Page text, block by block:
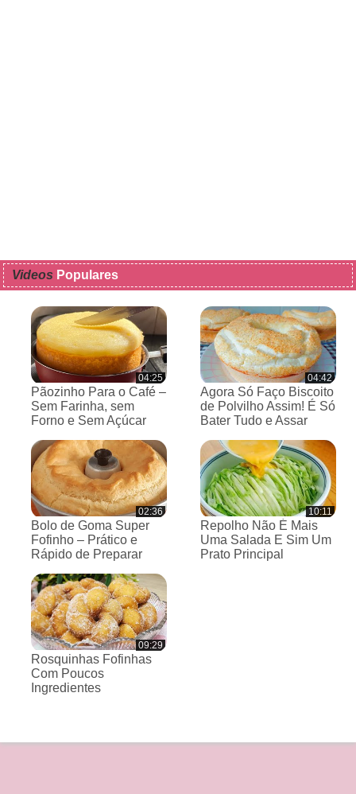
Videos Populares
04:25
Pãozinho Para o Café –
Sem Farinha, sem
Forno e Sem Açúcar
04:42
Agora Só Faço Biscoito
de Polvilho Assim! É Só
Bater Tudo e Assar
02:36
Bolo de Goma Super
Fofinho – Prático e
Rápido de Preparar
10:11
Repolho Não É Mais
Uma Salada E Sim Um
Prato Principal
09:29
Rosquinhas Fofinhas
Com Poucos
Ingredientes